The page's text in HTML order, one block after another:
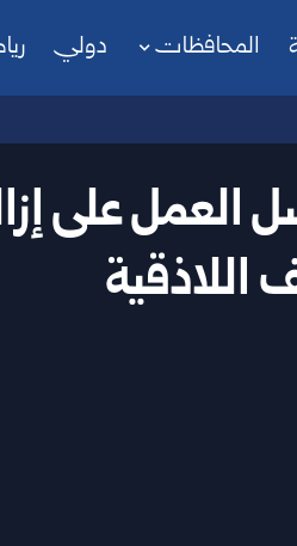
المحافظات دولي
العمل على
اللاذقية